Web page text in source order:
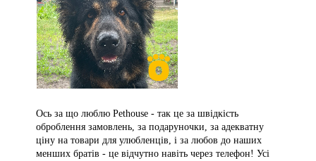
Ось за що люблю Pethouse - так це за швідкість
оброблення замовлень, за подаруночки, за адекватну
ціну на товари для улюбленців, і за любов до наших
менших братів - це відчутно навіть через телефон! Усі